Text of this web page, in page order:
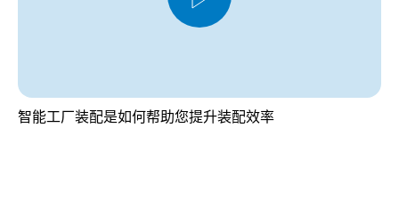
智能工厂装配是如何帮助您提升装配效率